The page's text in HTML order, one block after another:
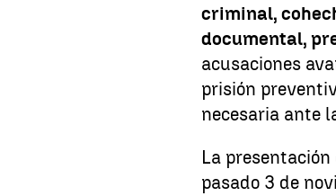
criminal,
documental,
acusaciones
prisión
necesaria ante
La
pasado 3 de